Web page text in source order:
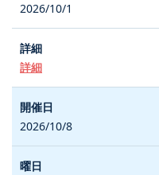
2026/10/1
詳細
2026/10/8